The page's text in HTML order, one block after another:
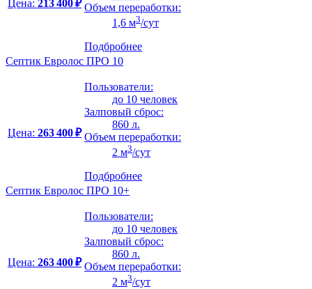
Цена: 213 400 ₽ Объем переработки:
1,6 м3/сут
Подбробнее
Септик Евролос ПРО 10
Цена: 263 400 ₽
Пользователи:
до 10 человек
Залповый сброс:
860 л.
Объем переработки:
2 м3/сут
Подбробнее
Септик Евролос ПРО 10+
Цена: 263 400 ₽
Пользователи:
до 10 человек
Залповый сброс:
860 л.
Объем переработки:
2 м3/сут